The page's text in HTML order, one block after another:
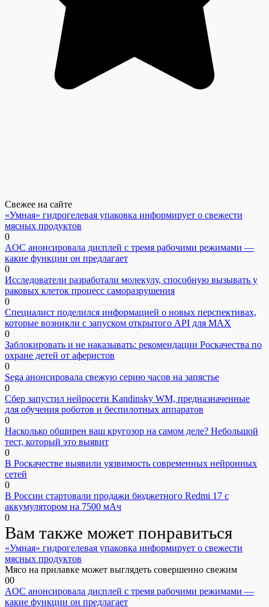
Свежее на сайте
«Умная» гидрогелевая упаковка информирует о свежести
мясных продуктов
0
AOC анонсировала дисплей с тремя рабочими режимами —
какие функции он предлагает
0
Исследователи разработали молекулу, способную вызывать у
раковых клеток процесс саморазрушения
0
Специалист поделился информацией о новых перспективах,
которые возникли с запуском открытого API для МАХ
0
Заблокировать и не наказывать: рекомендации Роскачества по
охране детей от аферистов
0
Sega анонсировала свежую серию часов на запястье
0
Сбер запустил нейросети Kandinsky WM, предназначенные
для обучения роботов и беспилотных аппаратов
0
Насколько обширен ваш кругозор на самом деле? Небольшой
тест, который это выявит
0
В Роскачестве выявили уязвимость современных нейронных
сетей
0
В России стартовали продажи бюджетного Redmi 17 с
аккумулятором на 7500 мАч
0
Вам также может понравиться
«Умная» гидрогелевая упаковка информирует о свежести
мясных продуктов
Мясо на прилавке может выглядеть совершенно свежим
00
AOC анонсировала дисплей с тремя рабочими режимами —
какие функции он предлагает